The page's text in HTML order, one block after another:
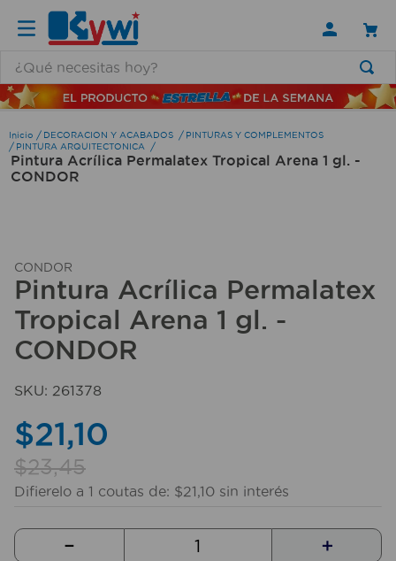
DECORACION Y ACABADOS
PINTURAS Y COMPLEMENTOS
PINTURA ARQUITECTONICA
Pintura Acrílica Permalatex Tropical Arena 1 gl. -
CONDOR
CONDOR
Pintura Acrílica Permalatex
Tropical Arena 1 gl. -
CONDOR
SKU: 261378
$21,10
$23,45
Difierelo a 1 coutas de: $21,10 sin interés
＋
－
TÉRMINOS MÁS BUSCADOS
1 .
lamparas
2.
ducha
6.
escritorio
7.
cerradura
8.
aspiradora